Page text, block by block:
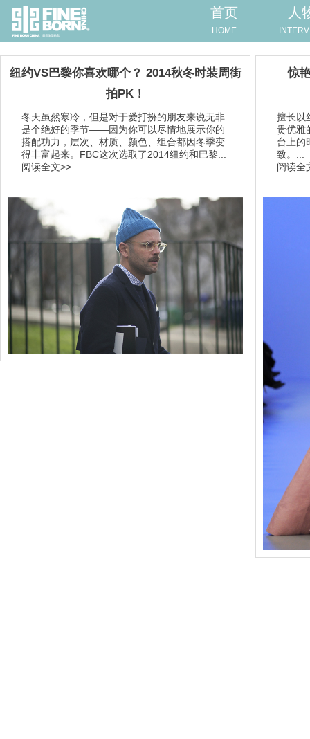
首页
HOME
人
纽约VS巴黎你喜欢哪个？ 2014秋冬时装周街
拍PK！
冬天虽然寒冷，但是对于爱打扮的朋友来说无非
是个绝好的季节——因为你可以尽情地展示你的
搭配功力，层次、材质、颜色、组合都因冬季变
得丰富起来。FBC这次选取了2014纽约和巴黎...
阅读全文>>
惊
擅长以
贵优雅
台上的
致。...
阅读全